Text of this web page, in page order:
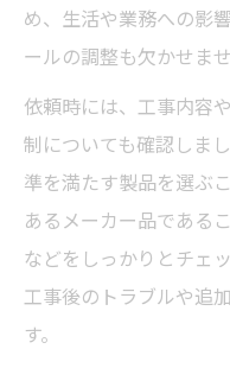
め、生活や業務への影
ールの調整も欠かせませ
依頼時には、工事内容
制についても確認しま
準を満たす製品を選ぶ
あるメーカー品である
などをしっかりとチェ
工事後のトラブルや追
す。